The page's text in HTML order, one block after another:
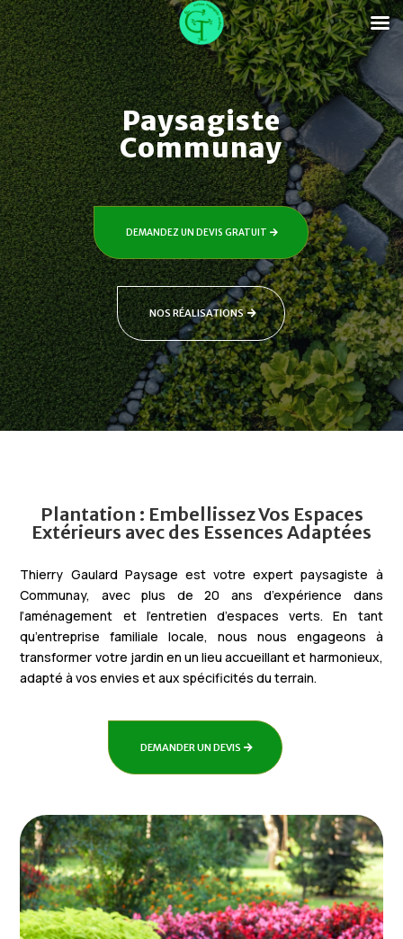
Paysagiste
Communay
DEMANDEZ UN DEVIS GRATUIT
NOS RÉALISATIONS
Plantation : Embellissez Vos Espaces
Extérieurs avec des Essences Adaptées
Thierry Gaulard Paysage est votre expert paysagiste à
Communay, avec plus de 20 ans d’expérience dans
l’aménagement et l’entretien d’espaces verts. En tant
qu’entreprise familiale locale, nous nous engageons à
transformer votre jardin en un lieu accueillant et harmonieux,
adapté à vos envies et aux spécificités du terrain.
DEMANDER UN DEVIS